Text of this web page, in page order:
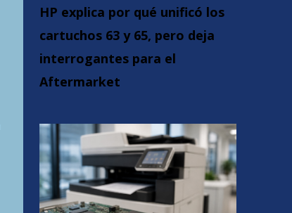
HP explica por qué unificó los
cartuchos 63 y 65, pero deja
interrogantes para el
Aftermarket